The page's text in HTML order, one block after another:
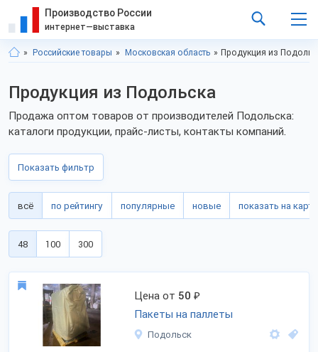
Производство России
интернет—выставка
Российские товары Московская область Продукция из
Продукция из Подольска
Продажа оптом товаров от производителей Подольска:
каталоги продукции, прайс-листы, контакты компаний.
Показать фильтр
всё по рейтингу популярные новые показать на карте
48 100 300
Цена от 50 ₽
Пакеты на паллеты
Подольск